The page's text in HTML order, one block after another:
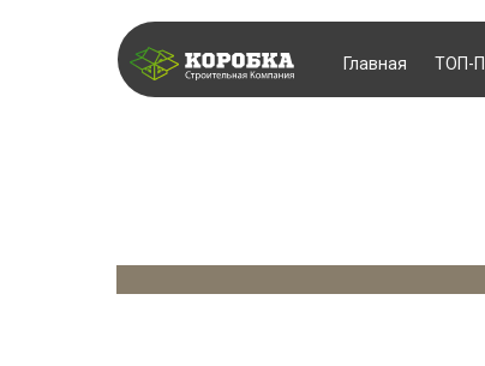
Главная ТОП-